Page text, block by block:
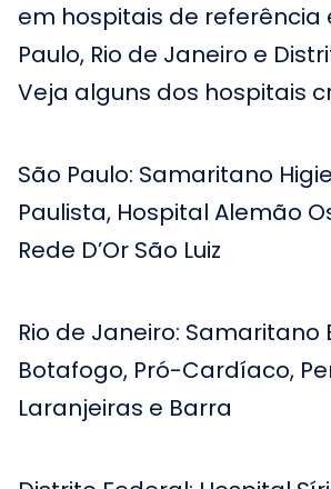
em hospitais de referência
Paulo, Rio de Janeiro e
Veja alguns dos hospitais
São Paulo: Samaritano
Paulista, Hospital Alemão
Rede D’Or São Luiz
Rio de Janeiro: Samaritano
Botafogo, Pró-Cardíaco,
Laranjeiras e Barra